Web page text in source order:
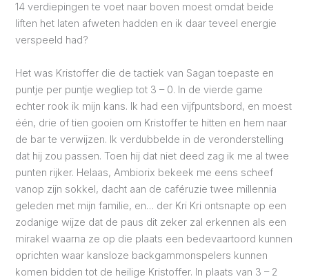
14 verdiepingen te voet naar boven moest omdat beide
liften het laten afweten hadden en ik daar teveel energie
verspeeld had?
Het was Kristoffer die de tactiek van Sagan toepaste en
puntje per puntje wegliep tot 3 – 0. In de vierde game
echter rook ik mijn kans. Ik had een vijfpuntsbord, en moest
één, drie of tien gooien om Kristoffer te hitten en hem naar
de bar te verwijzen. Ik verdubbelde in de veronderstelling
dat hij zou passen. Toen hij dat niet deed zag ik me al twee
punten rijker. Helaas, Ambiorix bekeek me eens scheef
vanop zijn sokkel, dacht aan de caféruzie twee millennia
geleden met mijn familie, en… der Kri Kri ontsnapte op een
zodanige wijze dat de paus dit zeker zal erkennen als een
mirakel waarna ze op die plaats een bedevaartoord kunnen
oprichten waar kansloze backgammonspelers kunnen
komen bidden tot de heilige Kristoffer. In plaats van 3 – 2